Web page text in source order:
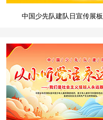
中国少先队建队日宣传展